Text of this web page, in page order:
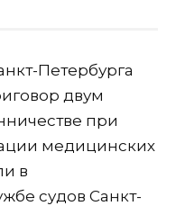
Петербурга
двум
при
медицинских
в
судов Санкт-